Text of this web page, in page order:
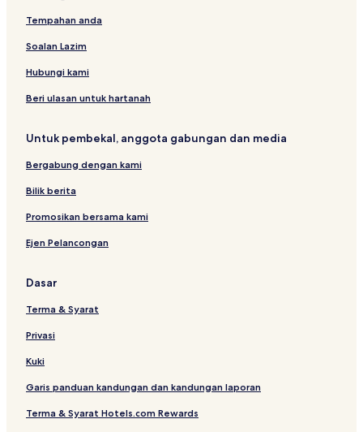
l
Tempahan anda
Soalan Lazim
Hubungi kami
Beri ulasan untuk hartanah
Untuk pembekal, anggota gabungan dan media
Bergabung dengan kami
Bilik berita
Promosikan bersama kami
Ejen Pelancongan
Dasar
Terma & Syarat
Privasi
Kuki
Garis panduan kandungan dan kandungan laporan
Terma & Syarat Hotels.com Rewards